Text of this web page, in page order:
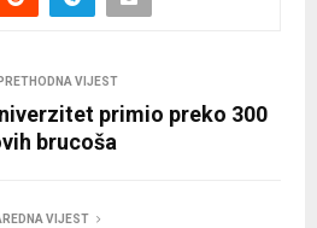
PRETHODNA VIJEST
primio preko 300
brucoša
VIJEST